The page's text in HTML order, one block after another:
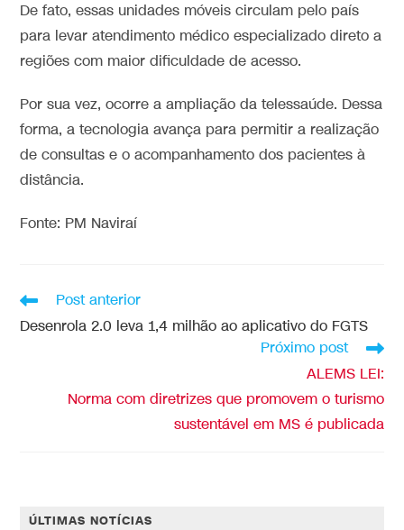
De fato, essas unidades móveis circulam pelo país
para levar atendimento médico especializado direto a
regiões com maior dificuldade de acesso.
Por sua vez, ocorre a ampliação da telessaúde. Dessa
forma, a tecnologia avança para permitir a realização
de consultas e o acompanhamento dos pacientes à
distância.
Fonte: PM Naviraí
Post anterior
Desenrola 2.0 leva 1,4 milhão ao aplicativo do FGTS
Próximo post
ALEMS LEI:
Norma com diretrizes que promovem o turismo
sustentável em MS é publicada
ÚLTIMAS NOTÍCIAS